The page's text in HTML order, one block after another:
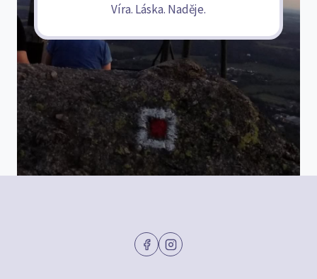
Víra. Láska. Naděje.